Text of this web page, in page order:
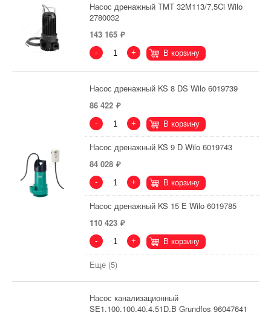
Насос дренажный TMT 32M113/7,5Ci Wilo
2780032
143 165
- + В корзину
Насос дренажный KS 8 DS Wilo 6019739
86 422
- + В корзину
Насос дренажный KS 9 D Wilo 6019743
84 028
- + В корзину
Насос дренажный KS 15 E Wilo 6019785
110 423
- + В корзину
Еще (5)
Насос канализационный
SE1.100.100.40.4.51D.B Grundfos 96047641